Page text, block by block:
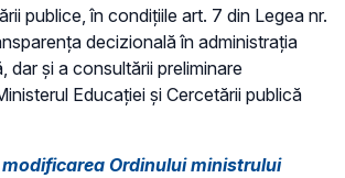
publice, în condiţiile art. 7 din Legea nr.
decizională în administraţia
dar și a consultării preliminare
Educaţiei și Cercetării publică
modificarea Ordinului ministrului